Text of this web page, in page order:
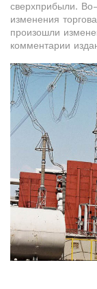
сверхприбыли.
изменения
произошли
комментарии